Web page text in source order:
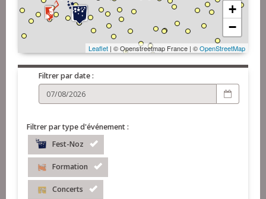
+
−
Leaflet | © Openstreetmap France | ©OpenStreetMap
Filtrer par date :
Filtrer par type d'événement :
Fest-Noz
Formation
Concerts